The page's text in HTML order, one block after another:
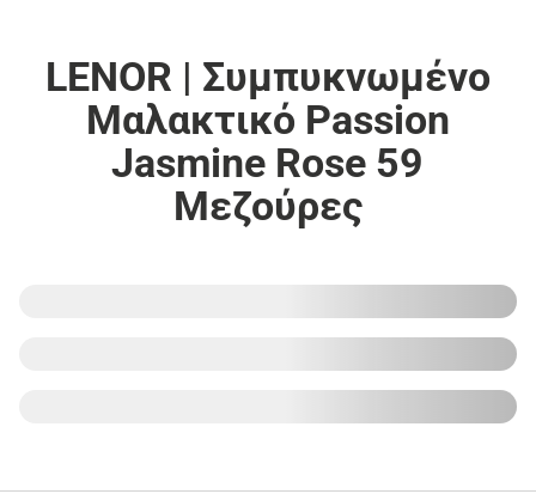
LENOR | Συμπυκνωμένο
Μαλακτικό Passion
Jasmine Rose 59
Μεζούρες